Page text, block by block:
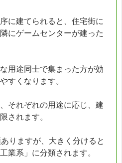
に建てられると、住宅街に
にゲームセンターが建った
用途同士で集まった方が効
すくなります。
それぞれの用途に応じ、建
されます。
りますが、大きく分けると
業系」に分類されます。